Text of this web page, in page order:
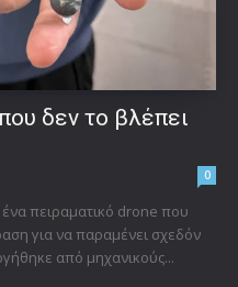
δεν το βλέπει
0
πειραματικό drone που
για να παραμένει σχεδόν
από μηχανικούς...